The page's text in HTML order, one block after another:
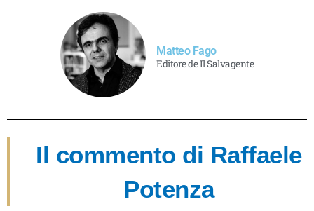
Matteo Fago
Editore de Il Salvagente
Il commento di Raffaele
Potenza